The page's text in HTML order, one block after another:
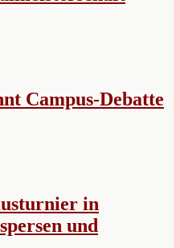
Campus-Debatte
in
und